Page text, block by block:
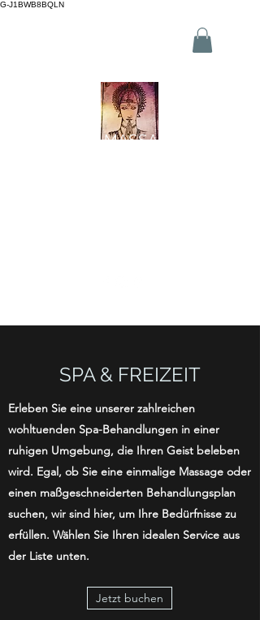
G-J1BWB8BQLN
NUAD THAI MASSAGE ATHENS
SPA & FREIZEIT
Erleben Sie eine unserer zahlreichen
wohltuenden Spa-Behandlungen in einer
ruhigen Umgebung, die Ihren Geist beleben
wird. Egal, ob Sie eine einmalige Massage oder
einen maßgeschneiderten Behandlungsplan
suchen, wir sind hier, um Ihre Bedürfnisse zu
erfüllen. Wählen Sie Ihren idealen Service aus
der Liste unten.
Jetzt buchen